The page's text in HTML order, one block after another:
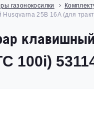
газонокосилки
25В 16A (для
100i)